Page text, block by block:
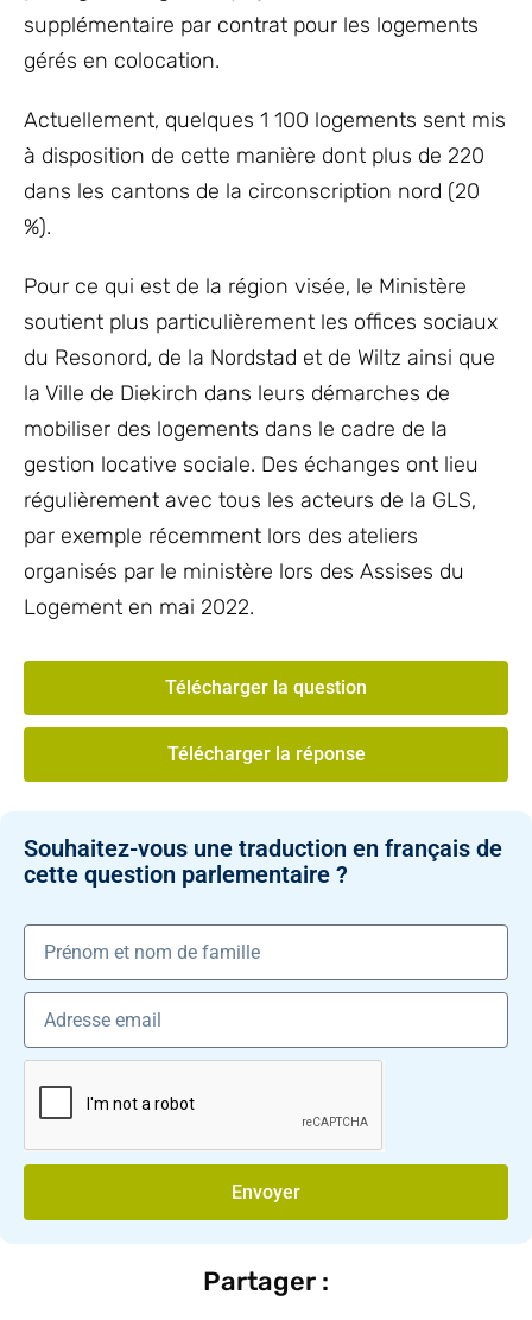
supplémentaire par contrat pour les logements
gérés en colocation.
Actuellement, quelques 1 100 logements sent mis
à disposition de cette manière dont plus de 220
dans les cantons de la circonscription nord (20
%).
Pour ce qui est de la région visée, le Ministère
soutient plus particulièrement les offices sociaux
du Resonord, de la Nordstad et de Wiltz ainsi que
la Ville de Diekirch dans leurs démarches de
mobiliser des logements dans le cadre de la
gestion locative sociale. Des échanges ont lieu
régulièrement avec tous les acteurs de la GLS,
par exemple récemment lors des ateliers
organisés par le ministère lors des Assises du
Logement en mai 2022.
Télécharger la question
Télécharger la réponse
Souhaitez-vous une traduction en français de
cette question parlementaire ?
Envoyer
Partager :